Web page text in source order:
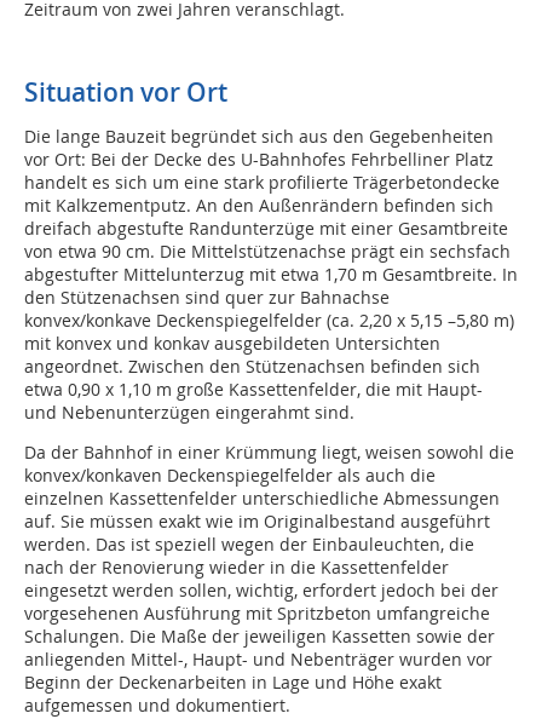
Zeitraum von zwei Jahren veranschlagt.
Situation vor Ort
Die lange Bauzeit begründet sich aus den Gegebenheiten
vor Ort: Bei der Decke des U-Bahnhofes Fehrbelliner Platz
handelt es sich um eine stark profilierte Trägerbetondecke
mit Kalkzementputz. An den Außenrändern befinden sich
dreifach abgestufte Randunterzüge mit einer Gesamtbreite
von etwa 90 cm. Die Mittelstützenachse prägt ein sechsfach
abgestufter Mittelunterzug mit etwa 1,70 m Gesamtbreite. In
den Stützenachsen sind quer zur Bahnachse
konvex/konkave Deckenspiegelfelder (ca. 2,20 x 5,15 –5,80 m)
mit konvex und konkav ausgebildeten Untersichten
angeordnet. Zwischen den Stützenachsen befinden sich
etwa 0,90 x 1,10 m große Kassettenfelder, die mit Haupt-
und Nebenunterzügen eingerahmt sind.
Da der Bahnhof in einer Krümmung liegt, weisen sowohl die
konvex/konkaven Deckenspiegelfelder als auch die
einzelnen Kassettenfelder unterschiedliche Abmessungen
auf. Sie müssen exakt wie im Originalbestand ausgeführt
werden. Das ist speziell wegen der Einbauleuchten, die
nach der Renovierung wieder in die Kassettenfelder
eingesetzt werden sollen, wichtig, erfordert jedoch bei der
vorgesehenen Ausführung mit Spritzbeton umfangreiche
Schalungen. Die Maße der jeweiligen Kassetten sowie der
anliegenden Mittel-, Haupt- und Nebenträger wurden vor
Beginn der Deckenarbeiten in Lage und Höhe exakt
aufgemessen und dokumentiert.